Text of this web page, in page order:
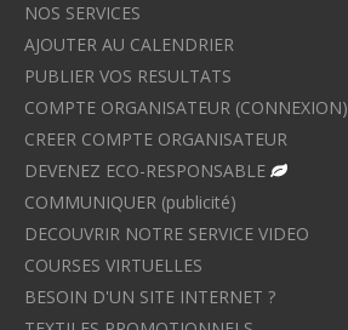
NOS SERVICES
AJOUTER AU CALENDRIER
PUBLIER VOS RESULTATS
COMPTE ORGANISATEUR (CONNEXION)
CREER COMPTE ORGANISATEUR
DEVENEZ ECO-RESPONSABLE
COMMUNIQUER (publicité)
DECOUVRIR NOTRE SERVICE VIDEO
COURSES VIRTUELLES
BESOIN D'UN SITE INTERNET ?